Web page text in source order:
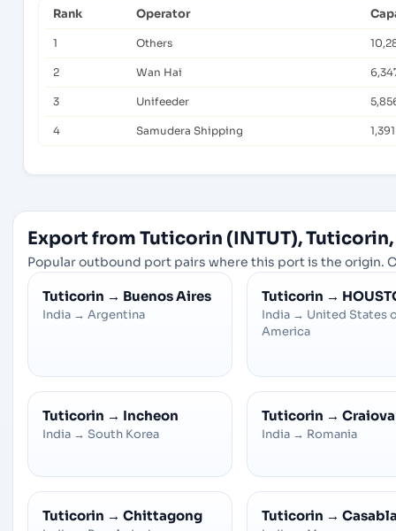
Rank Operator
1 Others
2 Wan Hai
3 Unifeeder
4 Samudera Shipping 1,391
Export from Tuticorin (INTUT),
Popular outbound port pairs where this port is the origin.
Tuticorin → Buenos Aires
India → Argentina
Tuticorin →
India → United States
America
Tuticorin → Incheon
India → South Korea
Tuticorin →
India → Romania
Tuticorin → Chittagong Tuticorin →